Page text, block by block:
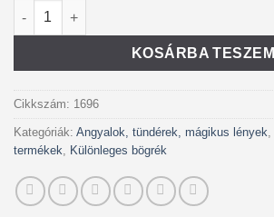
Őrangyal bögre - arany mennyiség
KOSÁRBA TESZEM
Alternative:
Cikkszám: 1696
Kategóriák: Angyalok, tündérek, mágikus lények,
termékek, Különleges bögrék